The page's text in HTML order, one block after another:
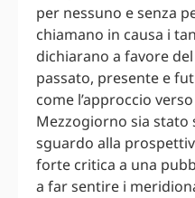
per nessuno e senza
chiamano in causa i
dichiarano a favore
passato, presente e
come l’approccio
Mezzogiorno sia stato
sguardo alla
forte critica a una
a far sentire i